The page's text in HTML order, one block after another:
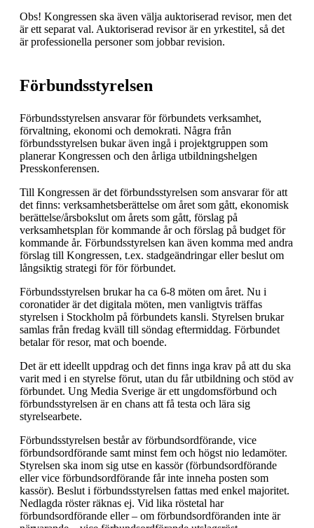
Obs! Kongressen ska även välja auktoriserad revisor, men det
är ett separat val. Auktoriserad revisor är en yrkestitel, så det
är professionella personer som jobbar revision.
Förbundsstyrelsen
Förbundsstyrelsen ansvarar för förbundets verksamhet,
förvaltning, ekonomi och demokrati. Några från
förbundsstyrelsen bukar även ingå i projektgruppen som
planerar Kongressen och den årliga utbildningshelgen
Presskonferensen.
Till Kongressen är det förbundsstyrelsen som ansvarar för att
det finns: verksamhetsberättelse om året som gått, ekonomisk
berättelse/årsbokslut om årets som gått, förslag på
verksamhetsplan för kommande år och förslag på budget för
kommande år. Förbundsstyrelsen kan även komma med andra
förslag till Kongressen, t.ex. stadgeändringar eller beslut om
långsiktig strategi för för förbundet.
Förbundsstyrelsen brukar ha ca 6-8 möten om året. Nu i
coronatider är det digitala möten, men vanligtvis träffas
styrelsen i Stockholm på förbundets kansli. Styrelsen brukar
samlas från fredag kväll till söndag eftermiddag. Förbundet
betalar för resor, mat och boende.
Det är ett ideellt uppdrag och det finns inga krav på att du ska
varit med i en styrelse förut, utan du får utbildning och stöd av
förbundet. Ung Media Sverige är ett ungdomsförbund och
förbundsstyrelsen är en chans att få testa och lära sig
styrelsearbete.
Förbundsstyrelsen består av förbundsordförande, vice
förbundsordförande samt minst fem och högst nio ledamöter.
Styrelsen ska inom sig utse en kassör (förbundsordförande
eller vice förbundsordförande får inte inneha posten som
kassör). Beslut i förbundsstyrelsen fattas med enkel majoritet.
Nedlagda röster räknas ej. Vid lika röstetal har
förbundsordförande eller – om förbundsordföranden inte är